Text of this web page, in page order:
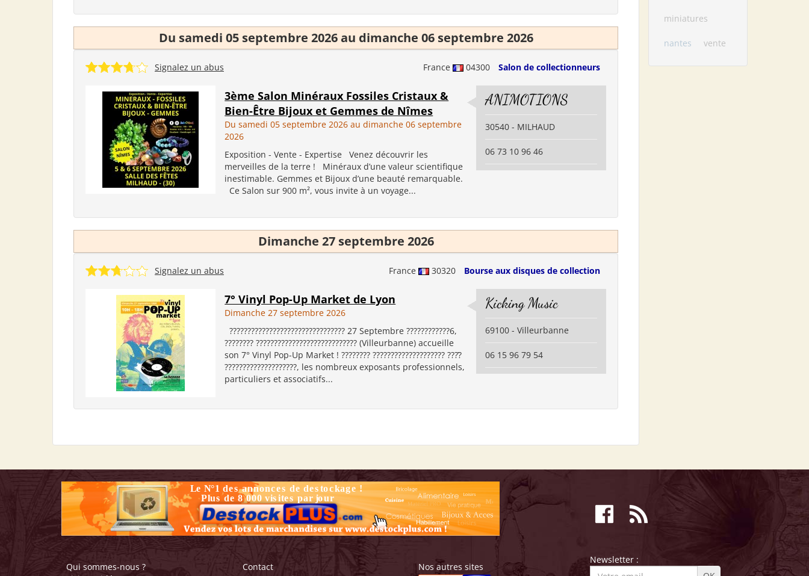
Du samedi 05 septembre 2026 au dimanche 06 septembre 2026
France 04300 Salon de collectionneurs
Signalez un abus
3ème Salon Minéraux Fossiles Cristaux &
Bien-Être Bijoux et Gemmes de Nîmes
Du samedi 05 septembre 2026 au dimanche 06 septembre
2026
Exposition - Vente - Expertise Venez découvrir les
merveilles de la terre ! Minéraux d’une valeur scientifique
inestimable. Gemmes et Bijoux d’une beauté remarquable.
Ce Salon sur 900 m², vous invite à un voyage...
ANIMOTIONS
30540 - MILHAUD
06 73 10 96 46
Dimanche 27 septembre 2026
France 30320 Bourse aux disques de collection
Signalez un abus
7° Vinyl Pop-Up Market de Lyon
Dimanche 27 septembre 2026
???????????????????????????????? 27 Septembre ????????????6,
???????? ???????????????????????????? (Villeurbanne) accueille
son 7° Vinyl Pop-Up Market ! ???????? ???????????????????? ????̀
????????????????????, les nombreux exposants professionnels,
particuliers et associatifs...
Kicking Music
69100 - Villeurbanne
06 15 96 79 54
miniatures
nantes vente
Qui sommes-nous ?
Contact
Nos autres sites
Newsletter :